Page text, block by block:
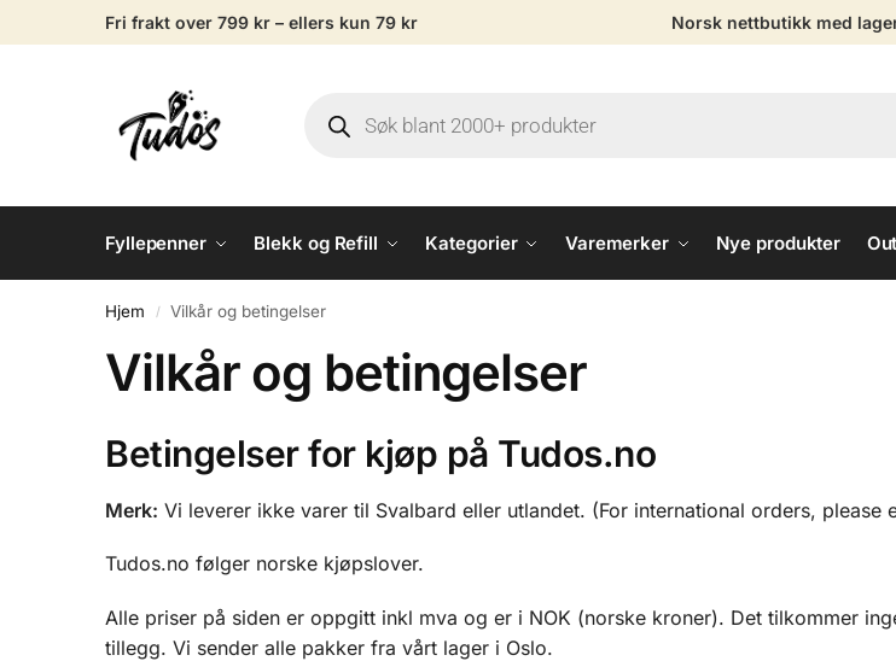
Fri frakt over 799 kr – ellers kun 79 kr Norsk nettbutikk med
Fyllepenner Blekk og Refill Kategorier Varemerker Nye produkter
Hjem / Vilkår og betingelser
Vilkår og betingelser
Betingelser for kjøp på Tudos.no
Merk: Vi leverer ikke varer til Svalbard eller utlandet. (For international orders, please
Tudos.no følger norske kjøpslover.
Alle priser på siden er oppgitt inkl mva og er i NOK (norske kroner). Det tilkommer
tillegg. Vi sender alle pakker fra vårt lager i Oslo.